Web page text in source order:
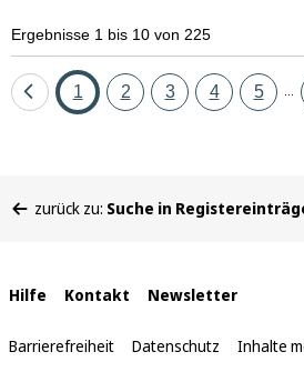
Ergebnisse 1 bis 10 von 225
EineSeite
1 Seite
2 Seite
3 Seite
4 Seite
5
befinden
zurück zu: Suche in
Interne
Links
Hilfe Kontakt Newsletter
Barrierefreiheit Datenschutz Inhalte